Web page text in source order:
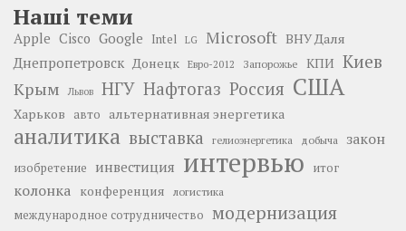
Наші теми
Apple Cisco Google Intel LG Microsoft ВНУ Даля
Днепропетровск Донецк Евро-2012 Запорожье КПИ Киев
Крым Львов НГУ Нафтогаз Россия США
Харьков авто альтернативная энергетика
аналитика выставка гелиоэнергетика добыча закон
изобретение инвестиция интервью итог
колонка конференция логистика
международное сотрудничество модернизация